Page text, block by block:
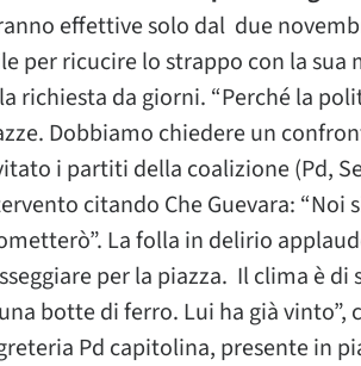
effettive solo dal due
per ricucire lo strappo con la
richiesta da giorni. “Perché la
Dobbiamo chiedere un
i partiti della coalizione (Pd,
citando Che Guevara: “Noi
La folla in delirio
per la piazza. Il clima è
botte di ferro. Lui ha già
Pd capitolina, presente in